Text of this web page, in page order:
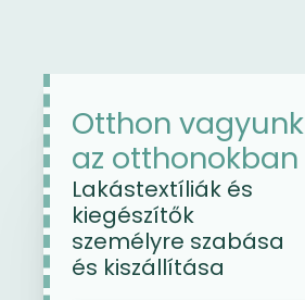
Otthon vagyunk
az otthonokban
Lakástextíliák és
kiegészítők
személyre szabása
és kiszállítása